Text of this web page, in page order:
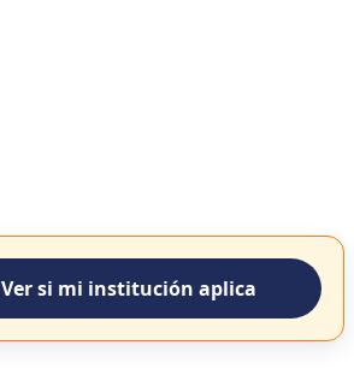
Ver si mi institución aplica